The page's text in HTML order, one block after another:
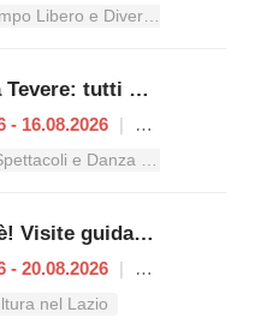
Terrazza Tevere: tutti gli appuntamenti dal 10 al 16 agosto
- 16.08.2026 |
Roma c'è! Visite guidate (anche per bambini) dal 13 al 20 agosto 2026
- 20.08.2026 |
nel Lazio